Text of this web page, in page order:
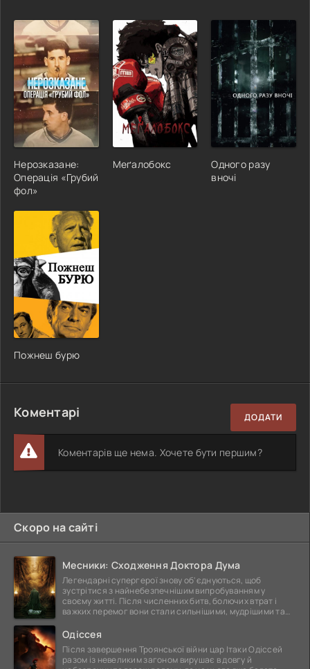
Нерозказане:
Операція «Грубий
фол»
Меґалобокс
Одного разу
вночі
Пожнеш бурю
Коментарі ДОДАТИ
Коментарів ще нема. Хочете бути першим?
Скоро на сайті
Месники: Сходження Доктора Дума
Легендарні супергерої знову об'єднуються, щоб
зустрітися з найнебезпечнішим випробуванням у
своєму житті. Після численних битв, болючих втрат і
важких перемог вони стали сильнішими, мудрішими та
Одіссея
Після завершення Троянської війни цар Ітаки Одіссей
разом із невеликим загоном вирушає в довгу й